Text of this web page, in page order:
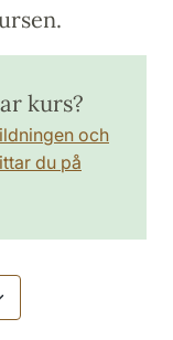
kurs?
och
du på